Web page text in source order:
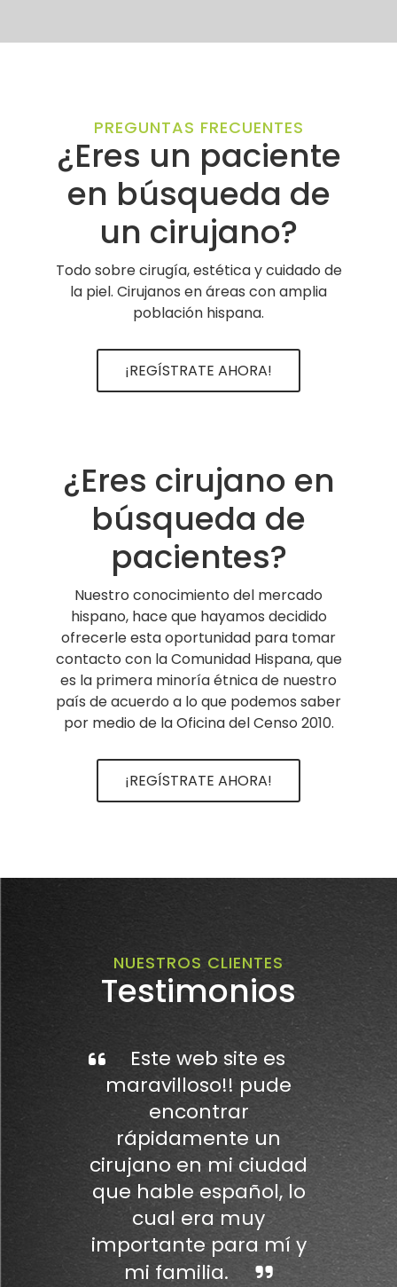
PREGUNTAS FRECUENTES
¿Eres un paciente
en búsqueda de
un cirujano?
Todo sobre cirugía, estética y cuidado de
la piel. Cirujanos en áreas con amplia
población hispana.
¡REGÍSTRATE AHORA!
¿Eres cirujano en
búsqueda de
pacientes?
Nuestro conocimiento del mercado
hispano, hace que hayamos decidido
ofrecerle esta oportunidad para tomar
contacto con la Comunidad Hispana, que
es la primera minoría étnica de nuestro
país de acuerdo a lo que podemos saber
por medio de la Oficina del Censo 2010.
¡REGÍSTRATE AHORA!
NUESTROS CLIENTES
Testimonios
Este web site es
maravilloso!! pude
encontrar
rápidamente un
cirujano en mi ciudad
que hable español, lo
cual era muy
importante para mí y
mi familia.